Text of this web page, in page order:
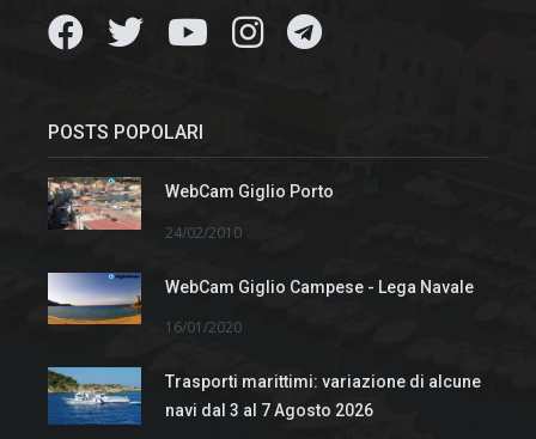
POSTS POPOLARI
WebCam Giglio Porto
24/02/2010
WebCam Giglio Campese - Lega Navale
16/01/2020
Trasporti marittimi: variazione di alcune
navi dal 3 al 7 Agosto 2026